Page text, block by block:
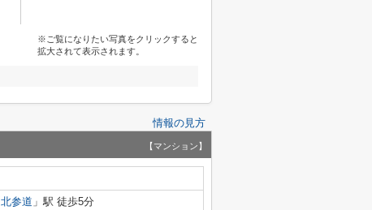
※ご覧になりたい写真をクリックすると
拡大されて表示されます。
情報の見方
【マンション】
北参道 」駅 徒歩5分